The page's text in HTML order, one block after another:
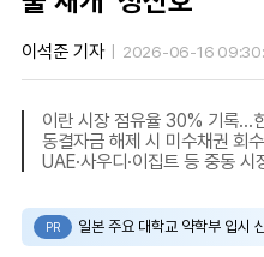
이석준 기자 2026-06-16
이란 시장 점유율 30% 기록…
동결자금 해제 시 미수채권 회
UAE·사우디·이집트 등 중동 시
PR 일본 주요 대학교 약학부 입시